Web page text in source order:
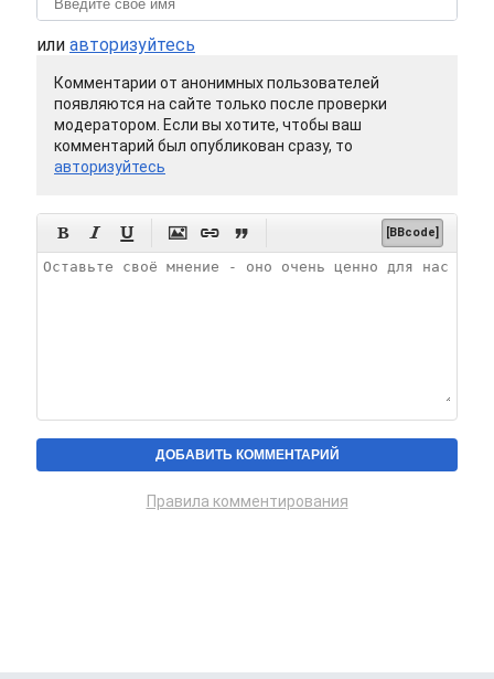
или авторизуйтесь
Комментарии от анонимных пользователей
появляются на сайте только после проверки
модератором. Если вы хотите, чтобы ваш
комментарий был опубликован сразу, то
авторизуйтесь
      [BBcode]
Правила комментирования